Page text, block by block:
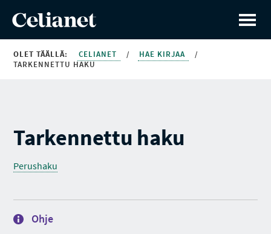
OLET TÄÄLLÄ: CELIANET / HAE KIRJAA
/
TARKENNETTU HAKU
Tarkennettu haku
Perushaku
Ohje